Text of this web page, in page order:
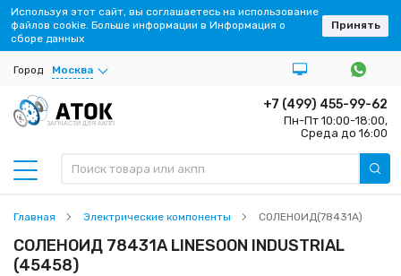
Город Москва
ЗАПЧАСТИ ДЛЯ АКПП
+7 (499) 455-99-62
Пн-Пт 10:00-18:00,
Среда до 16:00
Главная Электрические компоненты СОЛЕНОИД(78431A)
СОЛЕНОИД 78431A LINESOON INDUSTRIAL
(45458)
Используя этот сайт, вы соглашаетесь на использование
файлов cookie. Больше информации в Информация о
сборе данных
Принять